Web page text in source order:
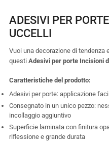
ADESIVI PER
UCCELLI
Vuoi una decorazione di tendenza
questi Adesivi per porte Incisioni
Caratteristiche del prodotto:
Adesivi per porte: applicazione
Consegnato in un unico pezzo:
incollaggio aggiuntivo
Superficie laminata con finitura
riflessione e grande durata